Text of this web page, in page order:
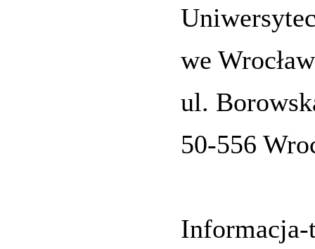
we
ul.
50-556
Informacja-